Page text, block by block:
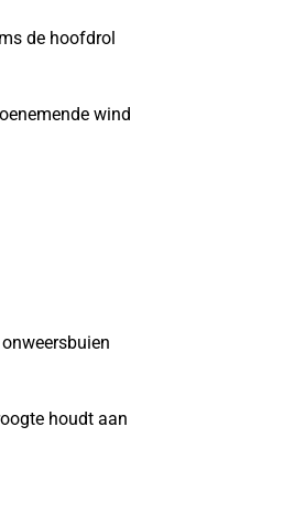
de hoofdrol
wind
houdt aan